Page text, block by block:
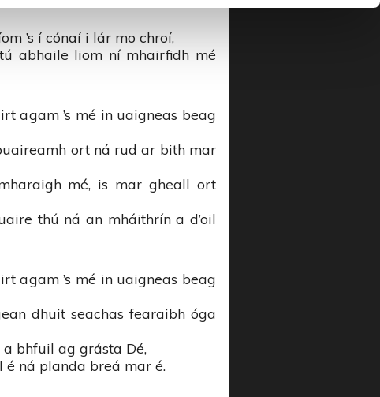
’s í cónaí i lár mo chroí,
abhaile liom ní mhairfidh mé
agam ’s mé in uaigneas beag
ort ná rud ar bith mar
mé, is mar gheall ort
thú ná an mháithrín a d’oil
agam ’s mé in uaigneas beag
dhuit seachas fearaibh óga
bhfuil ag grásta Dé,
é ná planda breá mar é.